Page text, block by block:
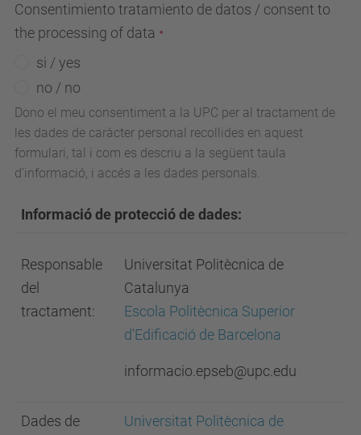
Consentimiento tratamiento de datos / consent to
the processing of data
si / yes
no / no
Dono el meu consentiment a la UPC per al tractament de
les dades de caràcter personal recollides en aquest
formulari, tal i com es descriu a la següent taula
d’informació, i accés a les dades personals.
Informació de protecció de dades:
Responsable
del
tractament:
Universitat Politècnica de
Catalunya
Escola Politècnica Superior
d'Edificació de Barcelona
informacio.epseb@upc.edu
Dades de
Universitat Politècnica de